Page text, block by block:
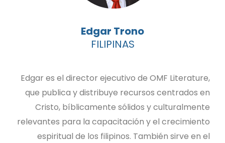
Edgar Trono
FILIPINAS
Edgar es el director ejecutivo de OMF Literature,
que publica y distribuye recursos centrados en
Cristo, bíblicamente sólidos y culturalmente
relevantes para la capacitación y el crecimiento
espiritual de los filipinos. También sirve en el